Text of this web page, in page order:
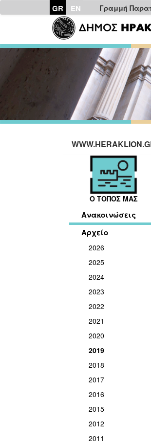
GR EN Γραμμή
Ο ΤΟΠΟΣ ΜΑΣ
Ανακοινώσεις
Αρχείο
2026
2025
2024
2023
2022
2021
2020
2019
2018
2017
2016
2015
2012
2011